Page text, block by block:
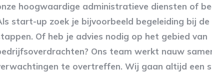
hoogwaardige administratieve diensten of
start-up zoek je bijvoorbeeld begeleiding bij de
Of heb je advies nodig op het gebied van
Ons team werkt nauw
te overtreffen. Wij gaan altijd een